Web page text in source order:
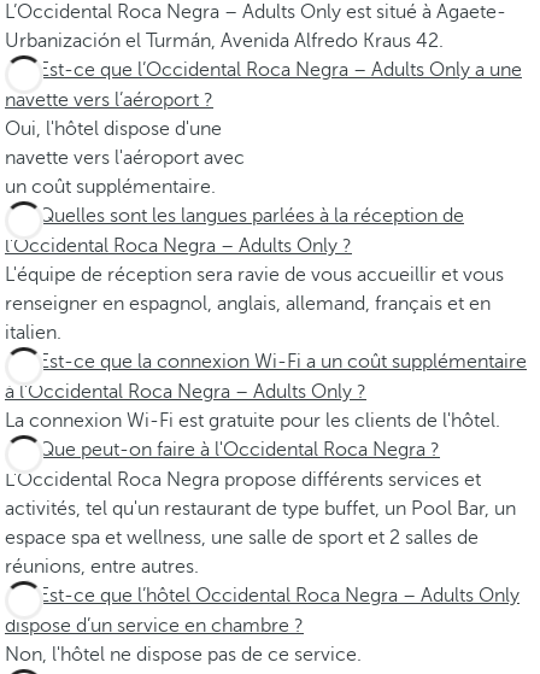
L’Occidental Roca Negra – Adults Only est situé à Agaete-
Urbanización el Turmán, Avenida Alfredo Kraus 42.
Est-ce que l’Occidental Roca Negra – Adults Only a une
navette vers l’aéroport ?
Oui, l'hôtel dispose d'une
navette vers l'aéroport avec
un coût supplémentaire.
Quelles sont les langues parlées à la réception de
l’Occidental Roca Negra – Adults Only ?
L'équipe de réception sera ravie de vous accueillir et vous
renseigner en espagnol, anglais, allemand, français et en
italien.
Est-ce que la connexion Wi-Fi a un coût supplémentaire
à l’Occidental Roca Negra – Adults Only ?
La connexion Wi-Fi est gratuite pour les clients de l'hôtel.
Que peut-on faire à l'Occidental Roca Negra ?
L'Occidental Roca Negra propose différents services et
activités, tel qu'un restaurant de type buffet, un Pool Bar, un
espace spa et wellness, une salle de sport et 2 salles de
réunions, entre autres.
Est-ce que l’hôtel Occidental Roca Negra – Adults Only
dispose d’un service en chambre ?
Non, l'hôtel ne dispose pas de ce service.